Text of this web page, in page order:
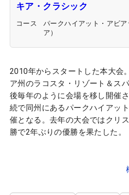
キア・クラシック
コース
パークハイアット・アビア
ア）
2010年からスタートした本大会
ア州のラコスタ・リゾート＆ス
後毎年のように会場を移し開催
続で同州にあるパークハイアッ
催となる。去年の大会ではクリ
勝で2年ぶりの優勝を果たした。